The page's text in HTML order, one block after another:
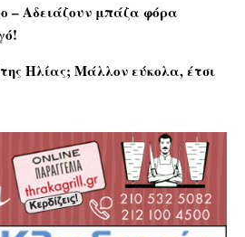
– Αδειάζουν μπάζα φόρα
Ηλίας; Μάλλον εύκολα, έτσι